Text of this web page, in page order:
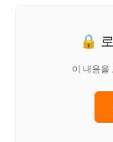
🔒
이 내용을